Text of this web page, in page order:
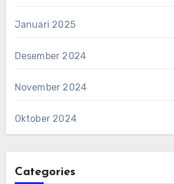
Januari 2025
Desember 2024
November 2024
Oktober 2024
Categories